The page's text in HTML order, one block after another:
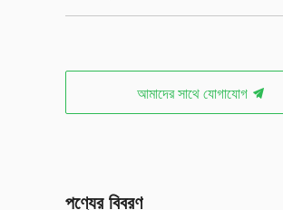
আমাদের সাথে যোগাযোগ
পণ্যের বিবরণ